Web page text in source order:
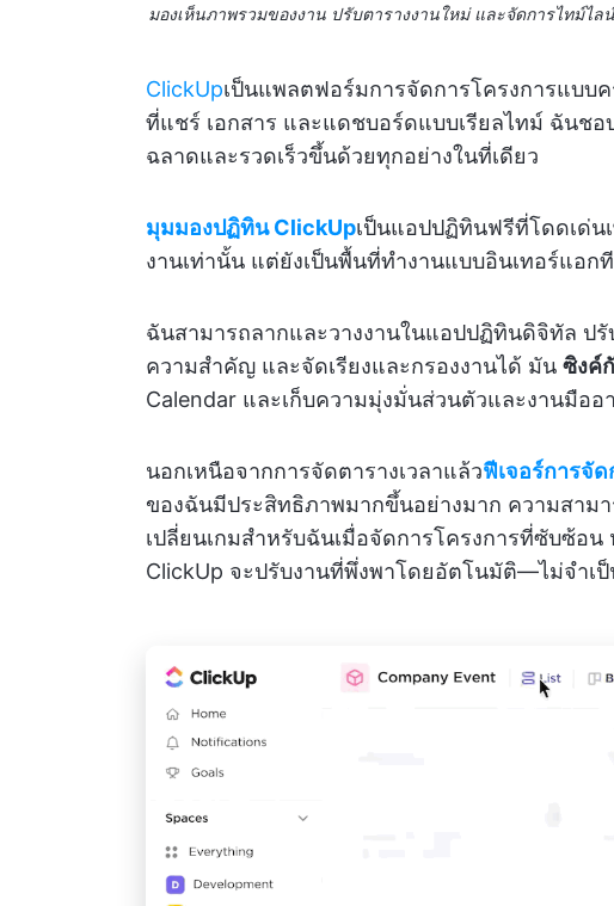
มองเห็นภาพรวมของงาน ปรับตารางงานใหม่ และจัดการไทม์ไ
ClickUpเป็นแพลตฟอร์มการจัดการโครงการแบบ
ที่แชร์ เอกสาร และแดชบอร์ดแบบเรียลไทม์ ฉันช
ฉลาดและรวดเร็วขึ้นด้วยทุกอย่างในที่เดียว
มุมมองปฏิทิน ClickUpเป็นแอปปฏิทินฟรีที่โดดเด่น
งานเท่านั้น แต่ยังเป็นพื้นที่ทำงานแบบอินเทอร์แอ
ฉันสามารถลากและวางงานในแอปปฏิทินดิจิทัล ป
ความสำคัญ และจัดเรียงและกรองงานได้ มัน ซิงค์
Calendar และเก็บความมุ่งมั่นส่วนตัวและงานมืออ
นอกเหนือจากการจัดตารางเวลาแล้วฟีเจอร์การจั
ของฉันมีประสิทธิภาพมากขึ้นอย่างมาก ความสามา
เปลี่ยนเกมสำหรับฉันเมื่อจัดการโครงการที่ซับซ้อ
ClickUp จะปรับงานที่พึ่งพาโดยอัตโนมัติ—ไม่จำเป็